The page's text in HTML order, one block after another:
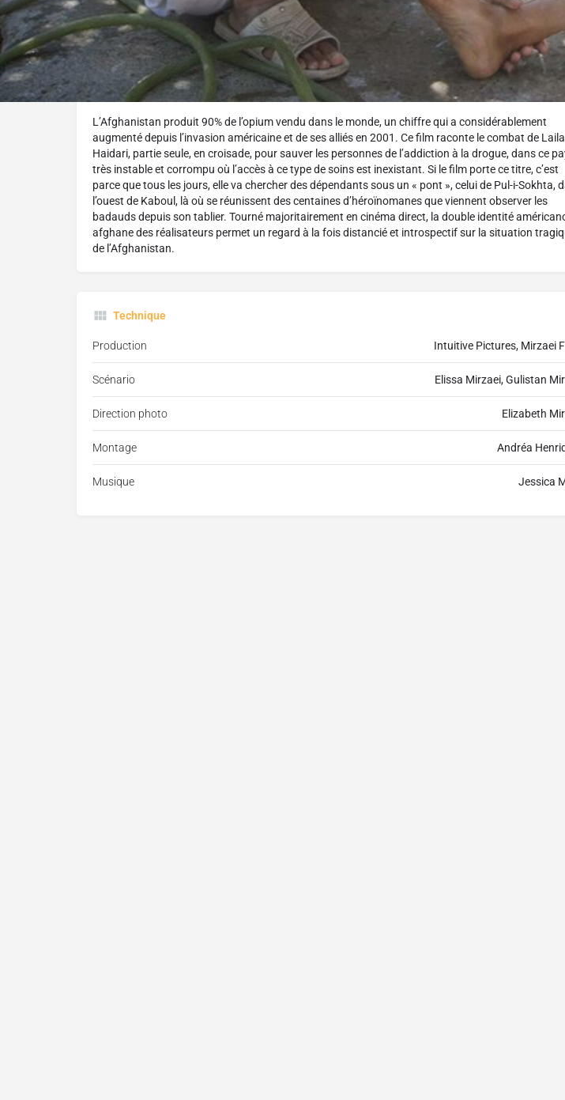
Elissa et Gulistan Mirzaei
L'histoire
L’Afghanistan produit 90% de l’opium vendu dans le monde, un chiffre qui a considérablement
augmenté depuis l’invasion américaine et de ses alliés en 2001. Ce film raconte le combat de Laila
Haidari, partie seule, en croisade, pour sauver les personnes de l’addiction à la drogue, dans ce
très instable et corrompu où l’accès à ce type de soins est inexistant. Si le film porte ce titre, c’est
parce que tous les jours, elle va chercher des dépendants sous un « pont », celui de Pul-i-Sokhta,
l’ouest de Kaboul, là où se réunissent des centaines d’héroïnomanes que viennent observer les
badauds depuis son tablier. Tourné majoritairement en cinéma direct, la double identité
afghane des réalisateurs permet un regard à la fois distancié et introspectif sur la situation
de l’Afghanistan.
Technique
Production Intuitive Pictures, Mirzaei
Scénario Elissa Mirzaei, Gulistan
Direction photo Elizabeth
Montage Andréa
Musique Jessica